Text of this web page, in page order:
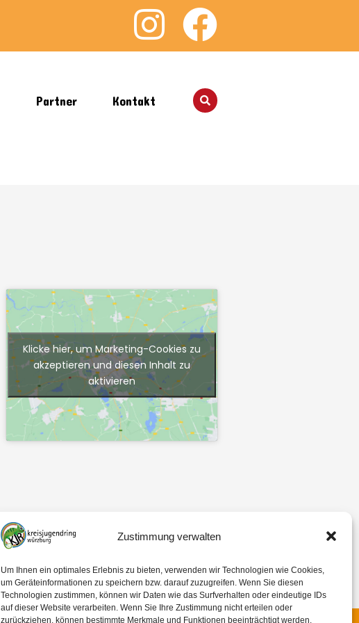
Zustimmung verwalten
Um Ihnen ein optimales Erlebnis zu bieten, verwenden wir Technologien wie Cookies,
um Geräteinformationen zu speichern bzw. darauf zuzugreifen. Wenn Sie diesen
Technologien zustimmen, können wir Daten wie das Surfverhalten oder eindeutige IDs
auf dieser Website verarbeiten. Wenn Sie Ihre Zustimmung nicht erteilen oder
zurückziehen, können bestimmte Merkmale und Funktionen beeinträchtigt werden.
Partner Kontakt
Klicke hier, um Marketing-Cookies zu
akzeptieren und diesen Inhalt zu
aktivieren